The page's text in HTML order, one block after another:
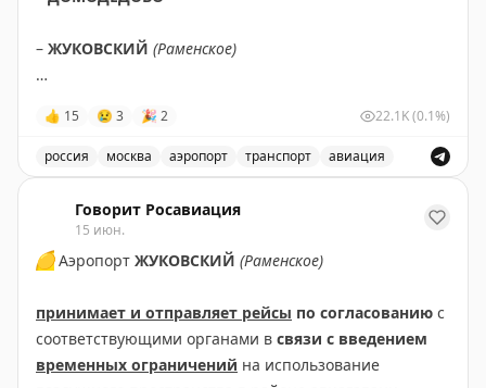
– ЖУКОВСКИЙ (Раменское)
воздушных судов.
✈️Ограничения вводили для обеспечения безопасности
полетов.
✈️ Говорит Росавиация|MАХ
👍 15 😢 3 🎉 2 22.1K(0.1%)
россия москва аэропорт транспорт авиация
Говорит Росавиация
15 июн.
🟡Аэропорт ЖУКОВСКИЙ (Раменское)
принимает и отправляет рейсы по согласованию с
соответствующими органами в связи с введением
временных ограничений на использование